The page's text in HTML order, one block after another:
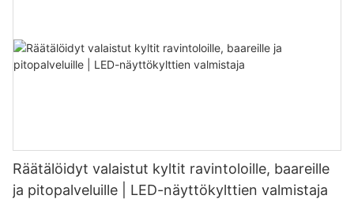
Räätälöidyt valaistut kyltit ravintoloille, baareille
ja pitopalveluille | LED-näyttökylttien valmistaja